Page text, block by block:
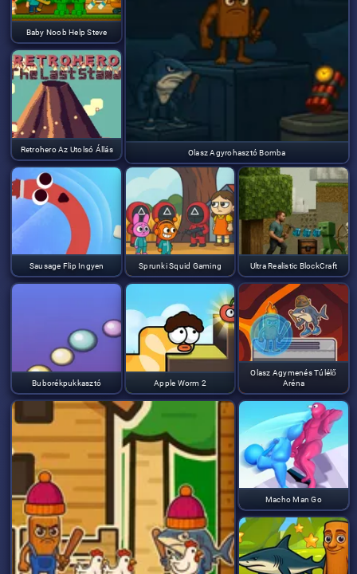
Baby Noob Help Steve
Olasz Agyrohasztó Bomba
Retrohero Az Utolsó Állás
Sausage Flip Ingyen Sprunki Squid Gaming Ultra Realistic BlockCraft
Buborékpukkasztó Apple Worm 2
Olasz Agymenés Túlélő
Aréna
Macho Man Go